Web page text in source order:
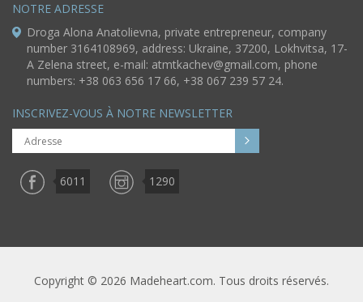
NOTRE ADRESSE
Droga Alona Anatolievna, private entrepreneur, company
number 3164108969, address: Ukraine, 37200, Lokhvitsa, 17-
A Zelena street, e-mail: atmtkachev@gmail.com, phone
numbers: +38 063 656 17 66, +38 067 239 57 24.
INSCRIVEZ-VOUS À NOTRE NEWSLETTER
6011 1290
Copyright © 2026 Madeheart.com. Tous droits réservés.